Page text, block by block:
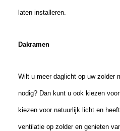
laten installeren.
Dakramen
Wilt u meer daglicht op uw zolder
nodig? Dan kunt u ook kiezen
kiezen voor natuurlijk licht en
ventilatie op zolder en genieten